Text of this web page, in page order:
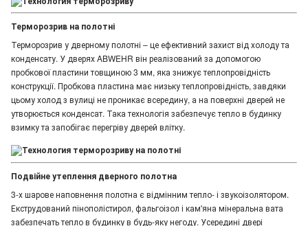
Терморозрив на полотні
Терморозрив у дверному полотні – це ефективний захист від холоду та
конденсату. У дверях ABWEHR він реалізований за допомогою
пробкової пластини товщиною 3 мм, яка знижує теплопровідність
конструкції. Пробкова пластина має низьку теплопровідність, завдяки
цьому холод з вулиці не проникає всередину, а на поверхні дверей не
утворюється конденсат. Така технологія забезпечує тепло в будинку
взимку та запобігає перегріву дверей влітку.
Подвійне утеплення дверного полотна
3-х шарове наповнення полотна є відмінним тепло- і звукоізолятором.
Екструдований пінополістирол, фальгоізол і кам'яна мінеральна вата
забезпечать тепло в будинку в будь-яку негоду. Усередині двері